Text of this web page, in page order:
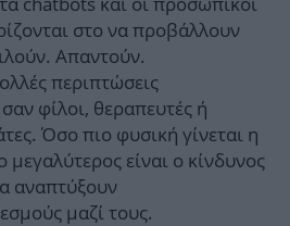
στο να προβάλλουν
Απαντούν.
περιπτώσεις
φίλοι, θεραπευτές ή
Όσο πιο φυσική γίνεται η
είναι ο κίνδυνος
αναπτύξουν
μαζί τους.